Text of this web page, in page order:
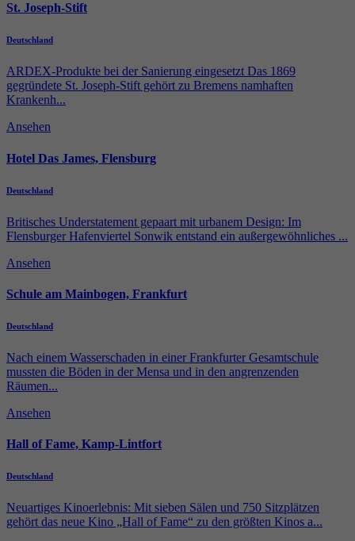
St. Joseph-Stift
Deutschland
ARDEX-Produkte bei der Sanierung eingesetzt Das 1869
gegründete St. Joseph-Stift gehört zu Bremens namhaften
Krankenh...
Ansehen
Hotel Das James, Flensburg
Deutschland
Britisches Understatement gepaart mit urbanem Design: Im
Flensburger Hafenviertel Sonwik entstand ein außergewöhnliches ...
Ansehen
Schule am Mainbogen, Frankfurt
Deutschland
Nach einem Wasserschaden in einer Frankfurter Gesamtschule
mussten die Böden in der Mensa und in den angrenzenden
Räumen...
Ansehen
Hall of Fame, Kamp-Lintfort
Deutschland
Neuartiges Kinoerlebnis: Mit sieben Sälen und 750 Sitzplätzen
gehört das neue Kino „Hall of Fame“ zu den größten Kinos a...